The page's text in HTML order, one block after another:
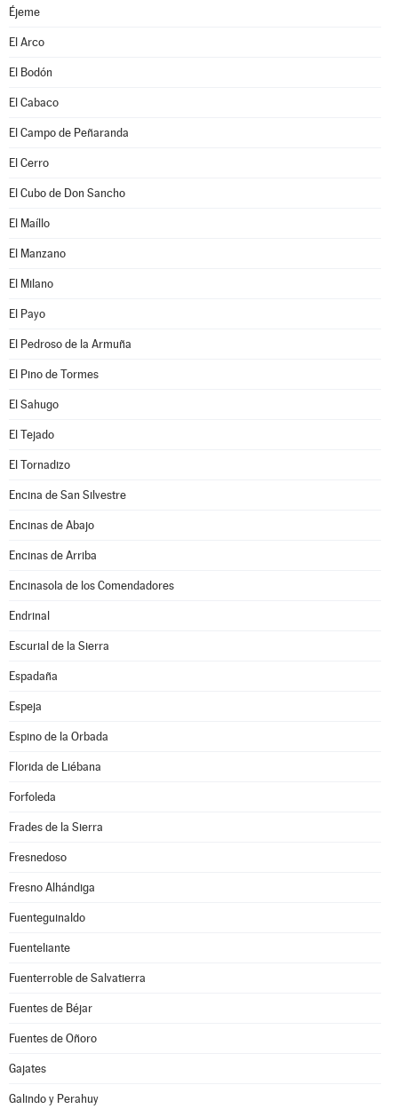
Éjeme
El Arco
El Bodón
El Cabaco
El Campo de Peñaranda
El Cerro
El Cubo de Don Sancho
El Maíllo
El Manzano
El Milano
El Payo
El Pedroso de la Armuña
El Pino de Tormes
El Sahugo
El Tejado
El Tornadizo
Encina de San Silvestre
Encinas de Abajo
Encinas de Arriba
Encinasola de los Comendadores
Endrinal
Escurial de la Sierra
Espadaña
Espeja
Espino de la Orbada
Florida de Liébana
Forfoleda
Frades de la Sierra
Fresnedoso
Fresno Alhándiga
Fuenteguinaldo
Fuenteliante
Fuenterroble de Salvatierra
Fuentes de Béjar
Fuentes de Oñoro
Gajates
Galindo y Perahuy